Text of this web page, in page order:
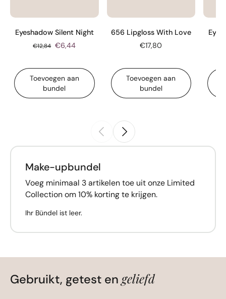
Eyeshadow Silent Night
€12,84 €6,44
Toevoegen aan
bundel
656 Lipgloss With Love
€17,80
Toevoegen aan
bundel
Make-upbundel
Voeg minimaal 3 artikelen toe uit onze Limited
Collection om 10% korting te krijgen.
Ihr Bündel ist leer.
Gebruikt, getest en geliefd